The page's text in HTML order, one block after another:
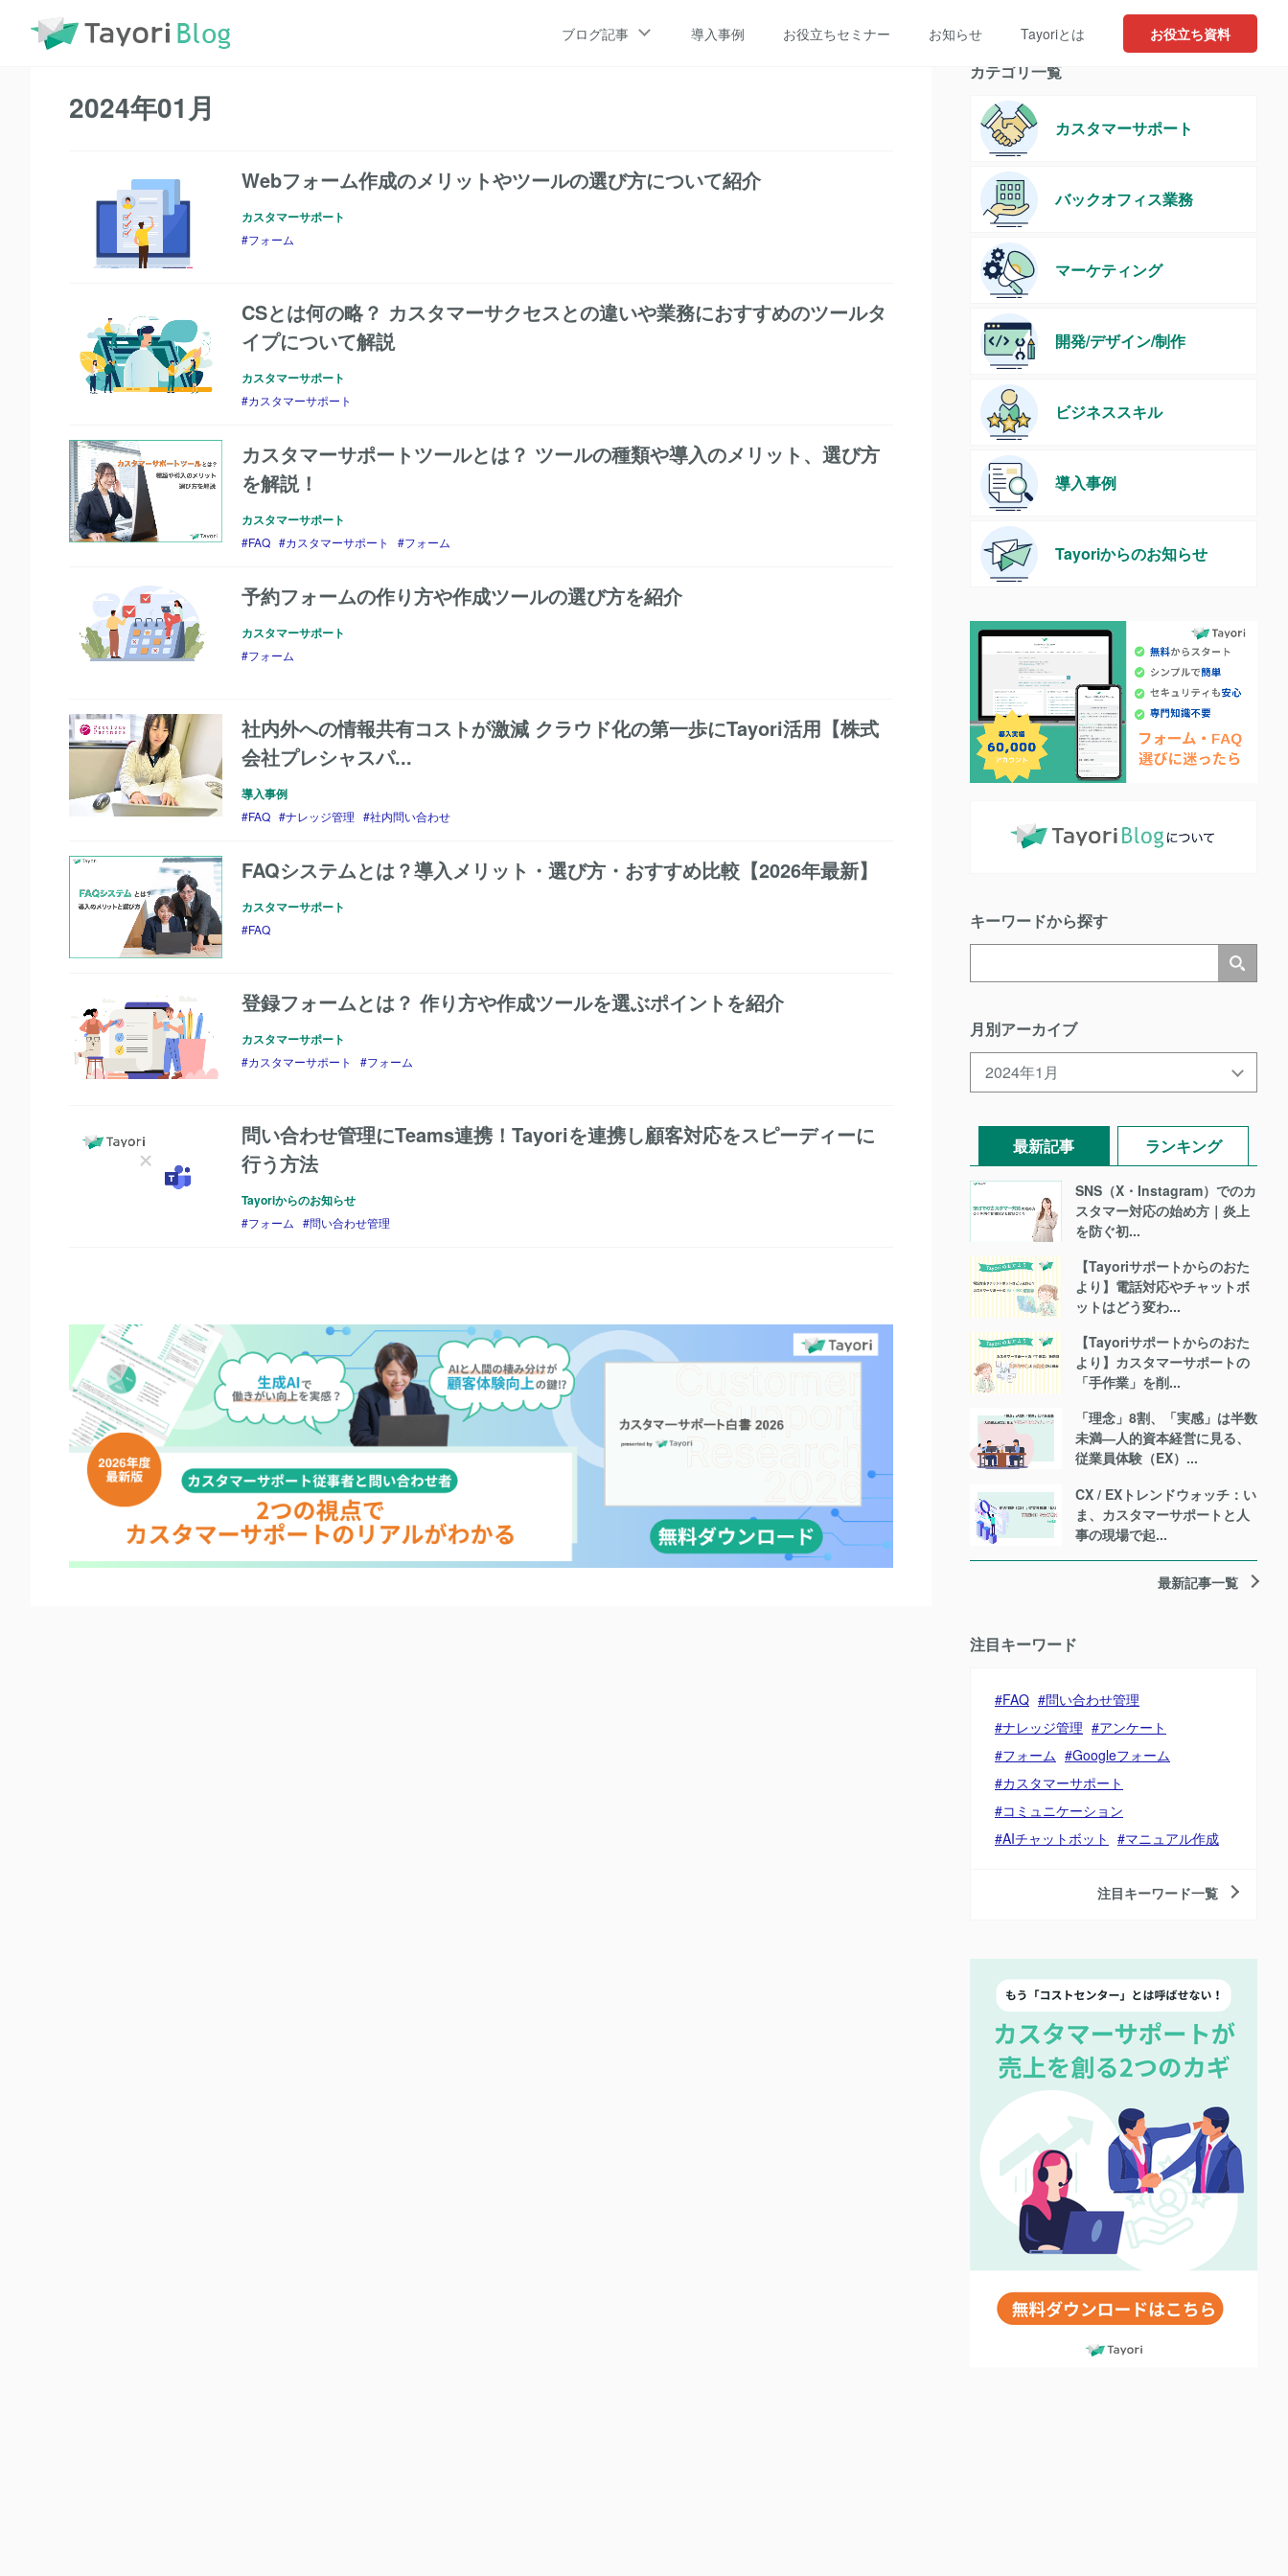
ブログ記事 導入事例 お役立ちセミナー お知らせ Tayoriとは お役立ち資料
TayoriBlog 2024年01月
2024年01月
Webフォーム作成のメリットやツールの選び方について紹介
カスタマーサポート
フォーム
CSとは何の略？ カスタマーサクセスとの違いや業務におすすめのツールタ
イプについて解説
カスタマーサポート
カスタマーサポート
カスタマーサポートツールとは？ ツールの種類や導入のメリット、選び方
を解説！
カスタマーサポート
FAQ カスタマーサポート フォーム
予約フォームの作り方や作成ツールの選び方を紹介
カスタマーサポート
フォーム
社内外への情報共有コストが激減 クラウド化の第一歩にTayori活用【株式
会社プレシャスパ...
導入事例
FAQ ナレッジ管理 社内問い合わせ
FAQシステムとは？導入メリット・選び方・おすすめ比較【2026年最新】
カスタマーサポート
FAQ
登録フォームとは？ 作り方や作成ツールを選ぶポイントを紹介
カスタマーサポート
カスタマーサポート フォーム
問い合わせ管理にTeams連携！Tayoriを連携し顧客対応をスピーディーに
行う方法
Tayoriからのお知らせ
フォーム 問い合わせ管理
カテゴリ一覧
カスタマーサポート
バックオフィス業務
マーケティング
開発/デザイン/制作
ビジネススキル
導入事例
Tayoriからのお知らせ
キーワードから探す
月別アーカイブ
最新記事 ランキング
SNS（X・Instagram）でのカ
スタマー対応の始め方｜炎上
を防ぐ初...
【Tayoriサポートからのおた
より】電話対応やチャットボ
ットはどう変わ...
【Tayoriサポートからのおた
より】カスタマーサポートの
「手作業」を削...
「理念」8割、「実感」は半数
未満―人的資本経営に見る、
従業員体験（EX）...
CX / EXトレンドウォッチ：い
ま、カスタマーサポートと人
事の現場で起...
最新記事一覧
注目キーワード
FAQ
問い合わせ管理
ナレッジ管理
アンケート
フォーム
Googleフォーム
カスタマーサポート
コミュニケーション
AIチャットボット
マニュアル作成
注目キーワード一覧